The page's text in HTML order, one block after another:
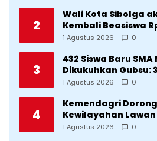
2
Wali Kota Sibolga
Kembali Beasiswa
Diproritaskan
1 Agustus 2026 0
3
432 Siswa Baru
Dikukuhkan Gubsu:
Cetak SDM Unggul
1 Agustus 2026 0
4
Kemendagri
Kewilayahan
1 Agustus 2026 0